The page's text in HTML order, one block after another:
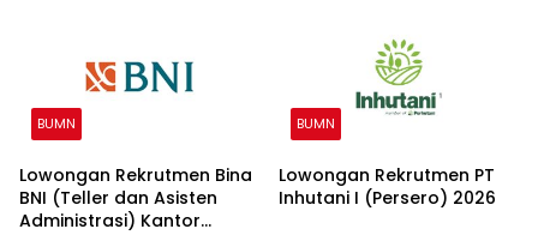
BUMN
Lowongan Rekrutmen Bina
BNI (Teller dan Asisten
Administrasi) Kantor
BUMN
Lowongan Rekrutmen PT
Inhutani I (Persero) 2026